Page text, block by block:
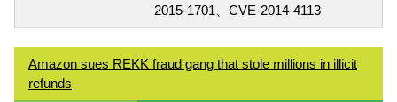
2015-1701、CVE-2014-4113
Amazon sues REKK fraud gang that stole millions in illicit
refunds